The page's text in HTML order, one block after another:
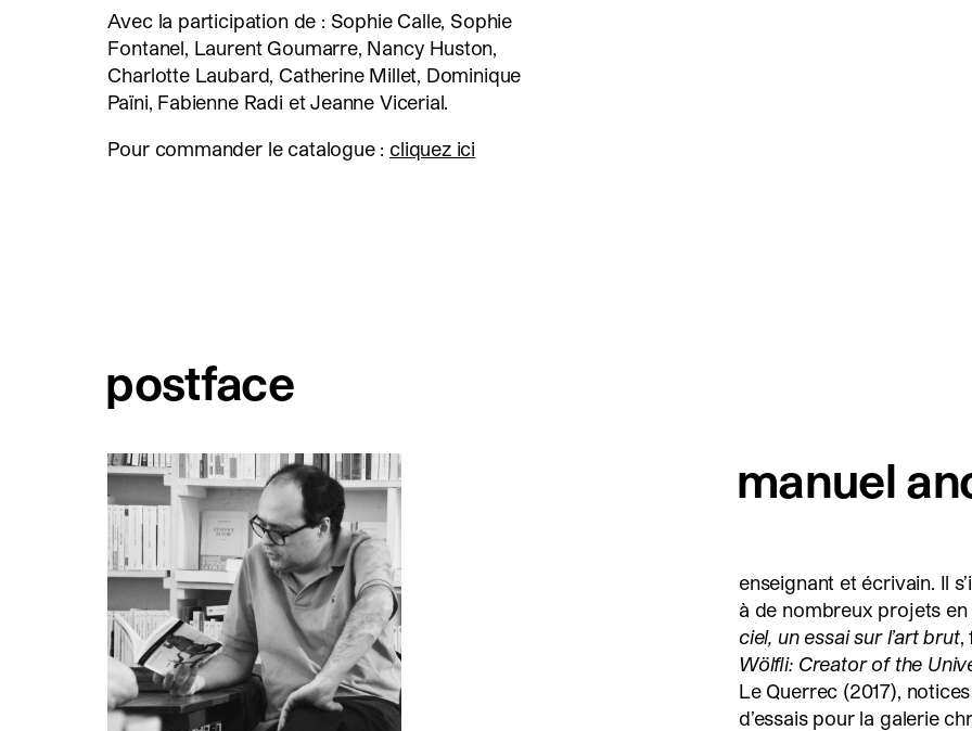
Avec la participation de : Sophie Calle, Sophie
Fontanel, Laurent Goumarre, Nancy Huston,
Charlotte Laubard, Catherine Millet, Dominique
Païni, Fabienne Radi et Jeanne Vicerial.
Pour commander le catalogue : cliquez ici
postface
manuel
enseignant et écrivain. Il
à de nombreux projets
ciel, un essai sur l’art brut,
Wölfli: Creator of the
Le Querrec (2017),
d’essais pour la galerie